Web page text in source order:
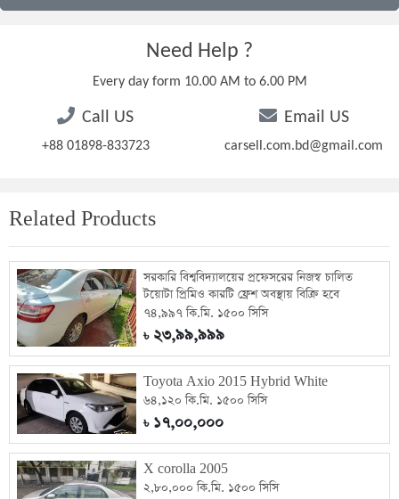
Need Help ?
Every day form 10.00 AM to 6.00 PM
Call US
+88 01898-833723
Email US
carsell.com.bd@gmail.com
Related Products
সরকারি বিশ্ববিদ্যালয়ের প্রফেসরের নিজস্ব চালিত
টয়োটা প্রিমিও কারটি ফ্রেশ অবস্থায় বিক্রি হবে
৭৪,৯৯৭ কি.মি. ১৫০০ সিসি
৳২৩,৯৯,৯৯৯
Toyota Axio 2015 Hybrid White
৬৪,১২০ কি.মি. ১৫০০ সিসি
৳১৭,০০,০০০
X corolla 2005
২,৮০,০০০ কি.মি. ১৫০০ সিসি